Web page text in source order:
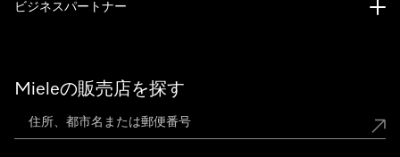
Mieleの販売店を探す
ビジネスパートナー